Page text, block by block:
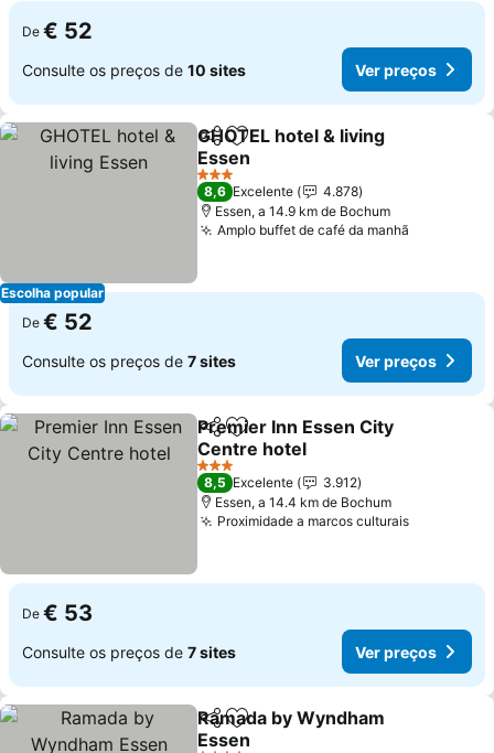
De € 52
Consulte os preços de 10 sites Ver preços
Escolha popular
PartilharAdicionar aos favoritos
GHOTEL hotel & living
Essen
3 Estrelas
8,6 Excelente
4.878
Essen, a 14.9 km de Bochum
Amplo buffet de café da manhã
De € 52
Consulte os preços de 7 sites Ver preços
PartilharAdicionar aos favoritos
Premier Inn Essen City
Centre hotel
3 Estrelas
8,5 Excelente
3.912
Essen, a 14.4 km de Bochum
Proximidade a marcos culturais
De € 53
Consulte os preços de 7 sites Ver preços
PartilharAdicionar aos favoritos
Ramada by Wyndham
Essen